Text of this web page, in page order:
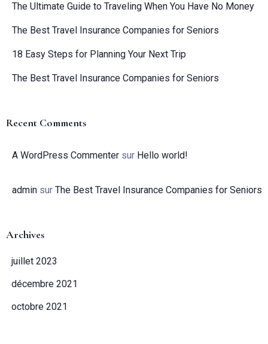
The Ultimate Guide to Traveling When You Have No Money
The Best Travel Insurance Companies for Seniors
18 Easy Steps for Planning Your Next Trip
The Best Travel Insurance Companies for Seniors
Recent Comments
A WordPress Commenter sur Hello world!
admin sur The Best Travel Insurance Companies for Seniors
Archives
juillet 2023
décembre 2021
octobre 2021